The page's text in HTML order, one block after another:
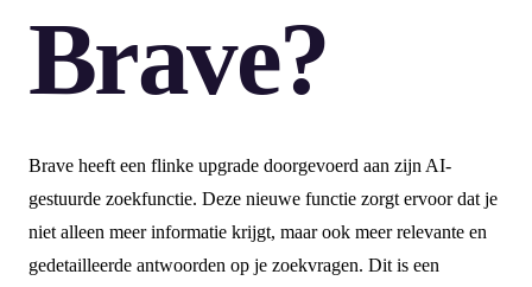
Brave?
Brave heeft een flinke upgrade doorgevoerd aan zijn AI-
gestuurde zoekfunctie. Deze nieuwe functie zorgt ervoor dat je
niet alleen meer informatie krijgt, maar ook meer relevante en
gedetailleerde antwoorden op je zoekvragen. Dit is een